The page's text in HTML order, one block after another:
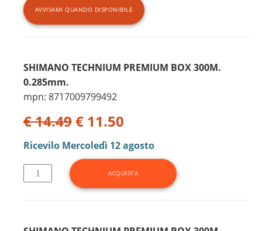
AVVISAMI QUANDO DISPONIBILE
SHIMANO TECHNIUM PREMIUM BOX 300M.
0.285mm.
mpn: 8717009799492
€ 14.49€ 11.50
Ricevilo Mercoledì 12 agosto